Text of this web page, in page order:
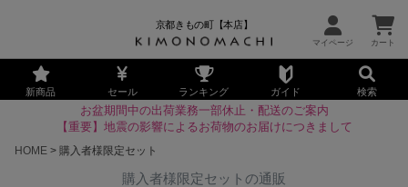
京都きもの町【本店】
新商品 セール ランキング ガイド 検索
お盆期間中の出荷業務一部休止・配送のご案内
【重要】地震の影響によるお荷物のお届けにつきまして
HOME
購入者様限定セット
購入者様限定セットの通販